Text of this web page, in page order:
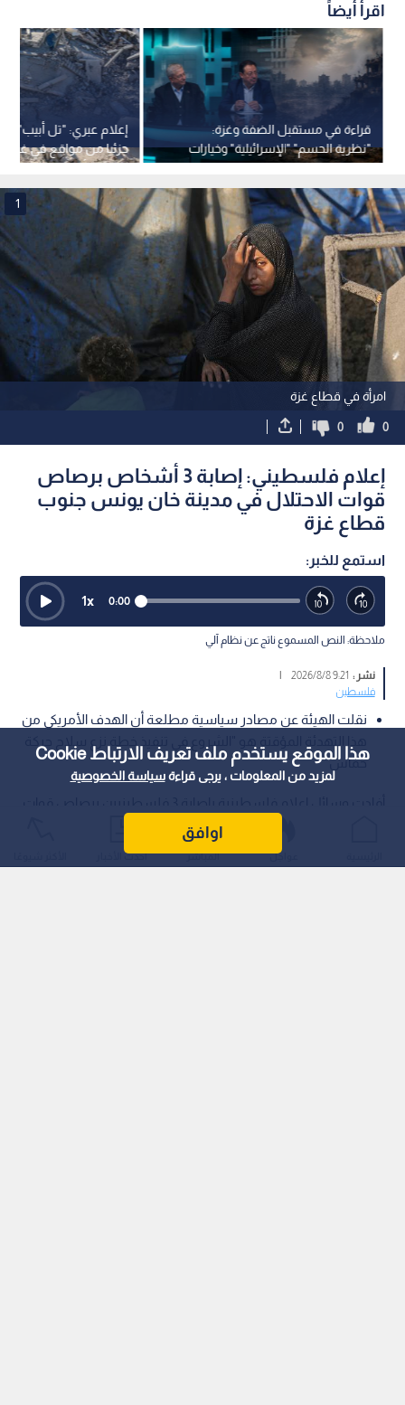
هذا الموقع يستخدم ملف تعريف الارتباط Cookie
لمزيد من المعلومات ، يرجى قراءةسياسة الخصوصية
اوافق
اقرأ أيضاً
إعلام عبري: "تل أبيب"
جزئيا من مواقع في
ضغوط أمريكية
قراءة في مستقبل الضفة وغزة:
"نظرية الحسم" "الإسرائيلية" وخيارات
السلطة الفلسطينية
امرأة في قطاع غزة
1
0
0
إعلام فلسطيني: إصابة 3 أشخاص برصاص
قوات الاحتلال في مدينة خان يونس جنوب
قطاع غزة
استمع للخبر:
0:00
1x
ملاحظة: النص المسموع ناتج عن نظام آلي
نشر : 9:21 2026/8/8
|
فلسطين
نقلت الهيئة عن مصادر سياسية مطلعة أن الهدف الأمريكي من
حماس"
الاحتلال ، في شمال مدينة خان يونس جنوبي قطاع غزة.
عواجل المباشر أحدث الأخبار